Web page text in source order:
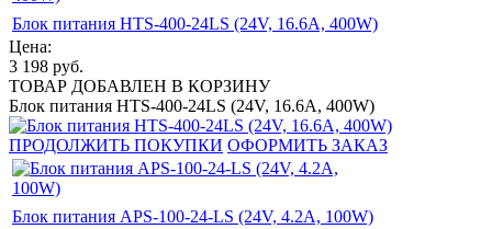
Блок питания HTS-400-24LS (24V, 16.6A, 400W)
Цена:
3 198 руб.
ТОВАР ДОБАВЛЕН В КОРЗИНУ
Блок питания HTS-400-24LS (24V, 16.6A, 400W)
ПРОДОЛЖИТЬ ПОКУПКИ ОФОРМИТЬ ЗАКАЗ
Блок питания APS-100-24-LS (24V, 4.2A, 100W)